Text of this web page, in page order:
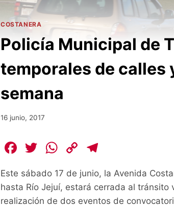
COSTANERA
Policía Municipal de
temporales de calles
semana
16 junio, 2017
F
c
e
T
itt
er
W
at
s
C
p
y
e
gr
Este sábado 17 de junio, la Avenida
hasta Río Jejuí, estará cerrada al
realización de dos eventos de